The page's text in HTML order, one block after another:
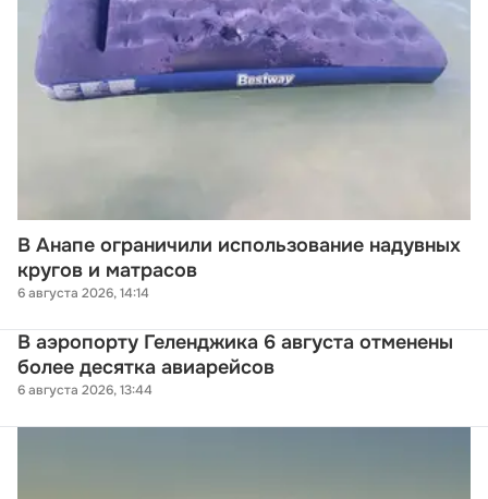
В Анапе ограничили использование надувных
кругов и матрасов
6 августа 2026, 14:14
В аэропорту Геленджика 6 августа отменены
более десятка авиарейсов
6 августа 2026, 13:44